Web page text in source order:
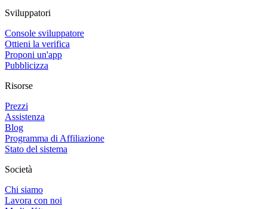
Sviluppatori
Console sviluppatore
Ottieni la verifica
Proponi un'app
Pubblicizza
Risorse
Prezzi
Assistenza
Blog
Programma di Affiliazione
Stato del sistema
Società
Chi siamo
Lavora con noi